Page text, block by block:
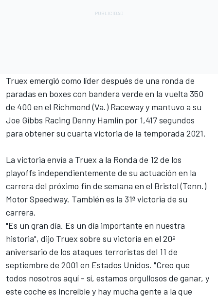
Truex emergió como líder después de una ronda de
paradas en boxes con bandera verde en la vuelta 350
de 400 en el Richmond (Va.) Raceway y mantuvo a su
Joe Gibbs Racing Denny Hamlin por 1,417 segundos
para obtener su cuarta victoria de la temporada 2021.
La victoria envía a Truex a la Ronda de 12 de los
playoffs independientemente de su actuación en la
carrera del próximo fin de semana en el Bristol (Tenn.)
Motor Speedway. También es la 31ª victoria de su
carrera.
"Es un gran día. Es un día importante en nuestra
historia", dijo Truex sobre su victoria en el 20º
aniversario de los ataques terroristas del 11 de
septiembre de 2001 en Estados Unidos. "Creo que
todos nosotros aquí - sí, estamos orgullosos de ganar, y
este coche es increíble y hay mucha gente a la que